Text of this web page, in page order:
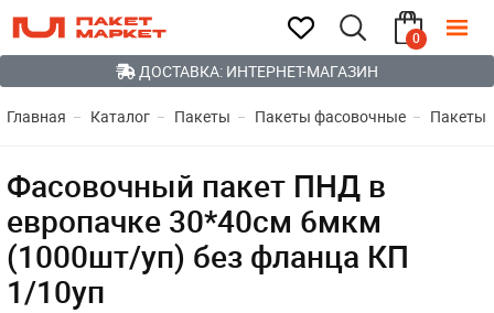
0
ДОСТАВКА: ИНТЕРНЕТ-МАГАЗИН
Главная Каталог Пакеты Пакеты фасовочные Пакеты
Фасовочный пакет ПНД в
европачке 30*40см 6мкм
(1000шт/уп) без фланца КП
1/10уп